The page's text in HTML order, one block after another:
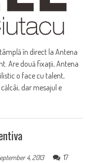
în direct la Antena
Are două fixații, Antena
o face cu talent,
dar mesajul e
4, 2013
17